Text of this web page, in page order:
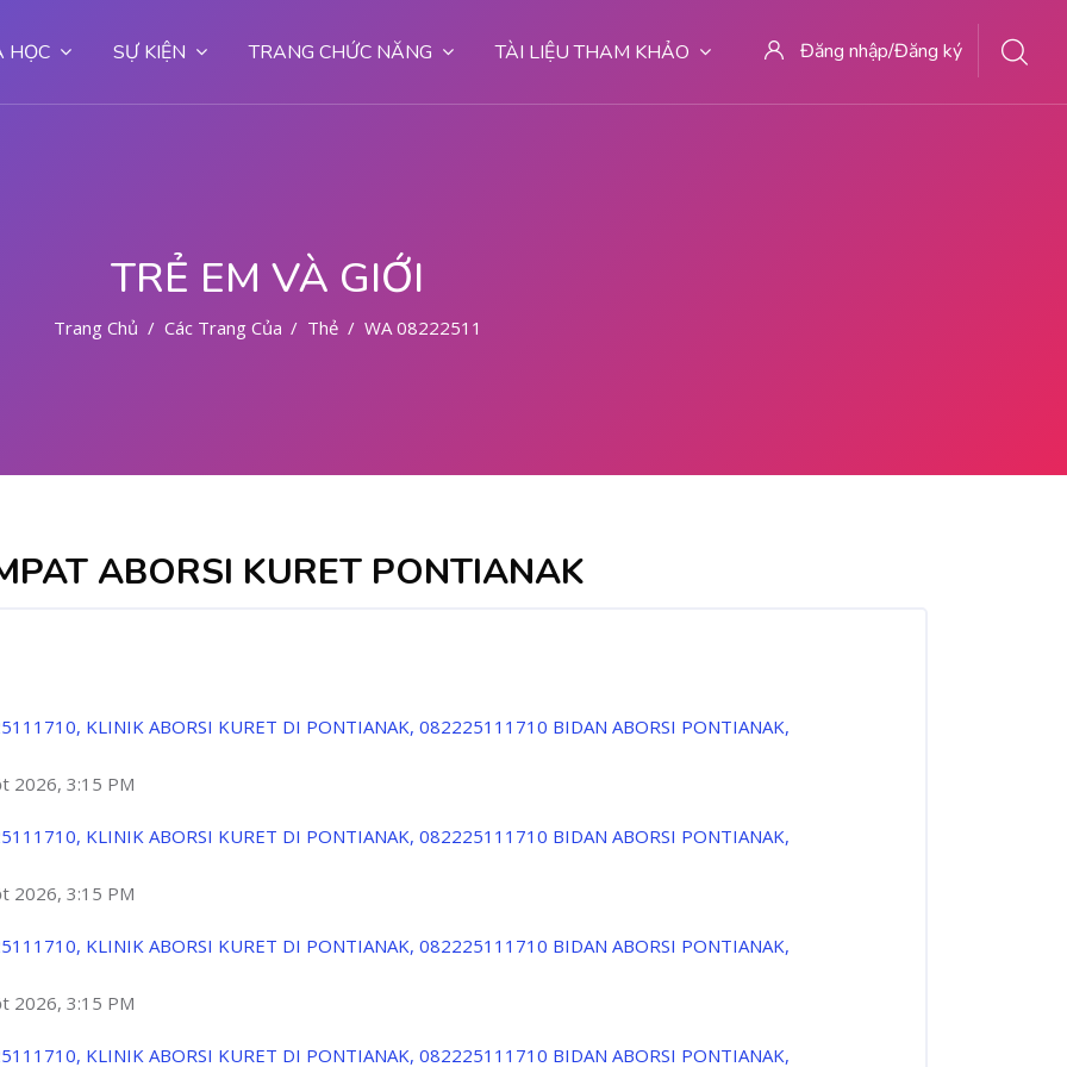
HỌC SỰ KIỆN TRANG CHỨC NĂNG TÀI LIỆU THAM KHẢO Đăng nhập/Đăng ký
TRẺ EM VÀ GIỚI
Trang Chủ Các Trang Của Hệ Thống
Thẻ WA 082225111710 TEMPAT ABORSI KURET PONTIANAK
ABORSI KURET PONTIANAK
KLINIK ABORSI KURET DI PONTIANAK, 082225111710 BIDAN ABORSI PONTIANAK,
2026, 3:15 PM
KLINIK ABORSI KURET DI PONTIANAK, 082225111710 BIDAN ABORSI PONTIANAK,
2026, 3:15 PM
KLINIK ABORSI KURET DI PONTIANAK, 082225111710 BIDAN ABORSI PONTIANAK,
2026, 3:15 PM
KLINIK ABORSI KURET DI PONTIANAK, 082225111710 BIDAN ABORSI PONTIANAK,